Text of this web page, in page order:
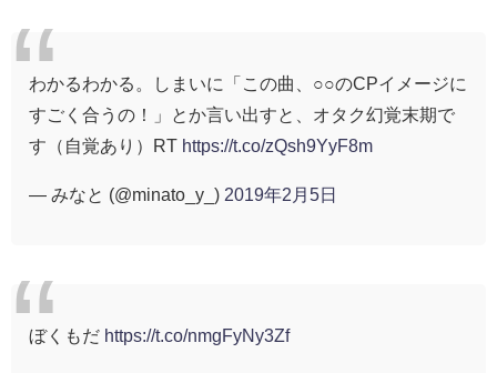
わかるわかる。しまいに「この曲、○○のCPイメージに
すごく合うの！」とか言い出すと、オタク幻覚末期で
す（自覚あり）RT https://t.co/zQsh9YyF8m
— みなと (@minato_y_) 2019年2月5日
ぼくもだ https://t.co/nmgFyNy3Zf